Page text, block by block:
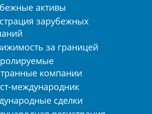
активы
зарубежных
за границей
компании
международник
сделки